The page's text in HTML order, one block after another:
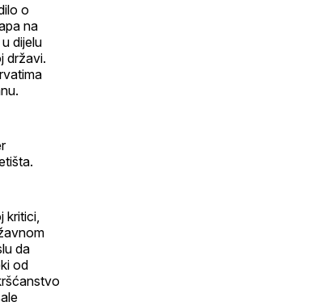
o
na
dijelu
državi.
kritici,
da
od